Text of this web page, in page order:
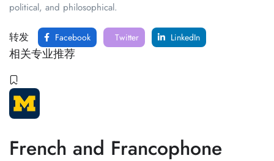
political, and philosophical.
转发 Facebook Twitter LinkedIn
相关专业推荐
French and Francophone